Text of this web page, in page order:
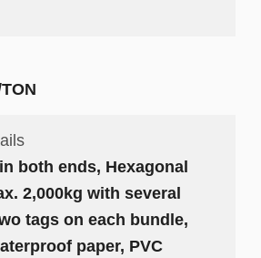
both ends, Hexagonal
2,000kg with several
tags on each bundle,
paper, PVC